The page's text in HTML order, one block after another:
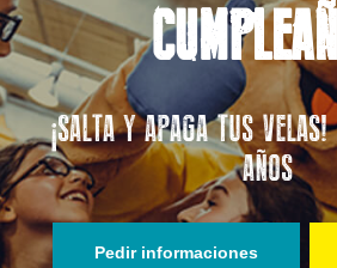
¡SALTA Y APAGA TUS
AÑOS
Pedir informaciones